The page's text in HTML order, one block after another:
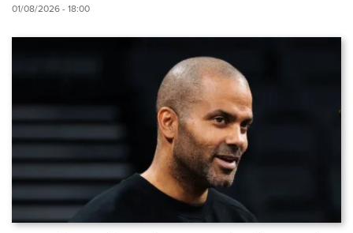
01/08/2026 - 18:00